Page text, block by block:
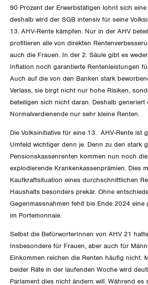
NEWSLETTER
BROSCHÜREN/BÜCHER
Bestellformular
Vorstand
Präsidialausschuss
Feministische Kommission
Jugendkommission
Queer-Kommission
Rentner:innen-Kommission
ZENTRALSEKRETARIAT
Aargau
Beide Basel
Bern
Freiburg
Genf
Glarus
Graubünden
Neuenburg
Artikel
Medienmitteilungen
Dossier
Vernehmlassungen
Bücher/Broschüren
Blog
Blog Daniel Lampart
Der Europa-Blog
90 Prozent der Erwerbstätigen lohnt sich eine
deshalb wird der SGB intensiv für seine
13. AHV-Rente kämpfen. Nur in der AHV
profitieren alle von direkten
auch die Frauen. In der 2. Säule gibt es
Inflation noch garantierte Rentenleistungen
Auch auf die von den Banken stark
Verlass, sie birgt nicht nur hohe Risiken,
beteiligen sich nicht daran. Deshalb generiert
Normalverdienende nur sehr kleine Renten.
Die Volksinitiative für eine 13. AHV-Rente ist
Umfeld wichtiger denn je. Denn zu den stark
Pensionskassenrenten kommen nun noch
explodierende Krankenkassenprämien. Dies
Kaufkraftsituation eines durchschnittlichen
Haushalts besonders prekär. Ohne
Gegenmassnahmen fehlt bis Ende 2024 eine
im Portemonnaie.
Selbst die BefürworterInnen von AHV 21
Insbesondere für Frauen, aber auch für
Einkommen reichen die Renten häufig nicht.
beider Räte in der laufenden Woche wird
Parlament dies nicht ändern will. Während es